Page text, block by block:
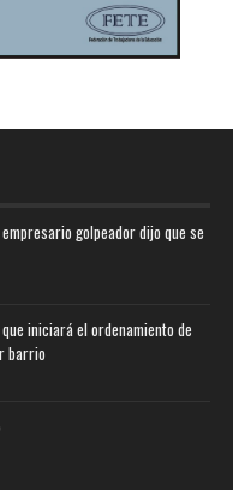
golpeador dijo que se
iniciará el ordenamiento de
barrio